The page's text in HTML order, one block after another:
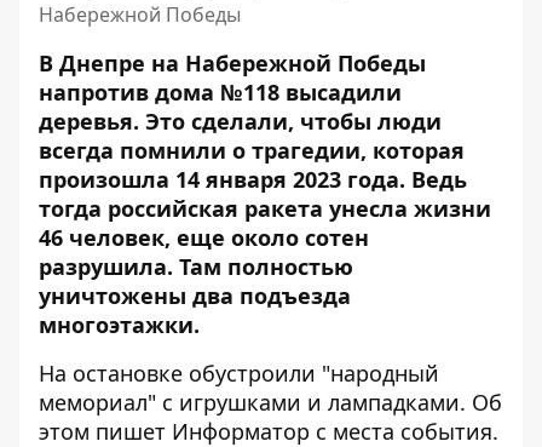
Набережной Победы
В Днепре на Набережной Победы
напротив дома №118 высадили
деревья. Это сделали, чтобы люди
всегда помнили о трагедии, которая
произошла 14 января 2023 года. Ведь
тогда российская ракета унесла жизни
46 человек, еще около сотен
разрушила. Там полностью
уничтожены два подъезда
многоэтажки.
На остановке обустроили "народный
мемориал" с игрушками и лампадками. Об
этом пишет Информатор с места события.